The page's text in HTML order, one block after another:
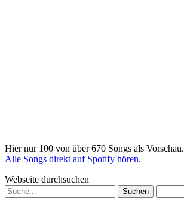
Hier nur 100 von über 670 Songs als Vorschau.
Alle Songs direkt auf Spotify hören.
Webseite durchsuchen
Suchen
nach: